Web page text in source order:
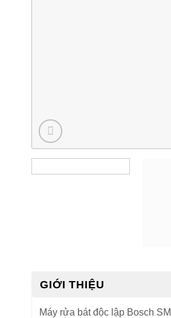
GIỚI THIỆU
Máy rửa bát độc lập Bosch